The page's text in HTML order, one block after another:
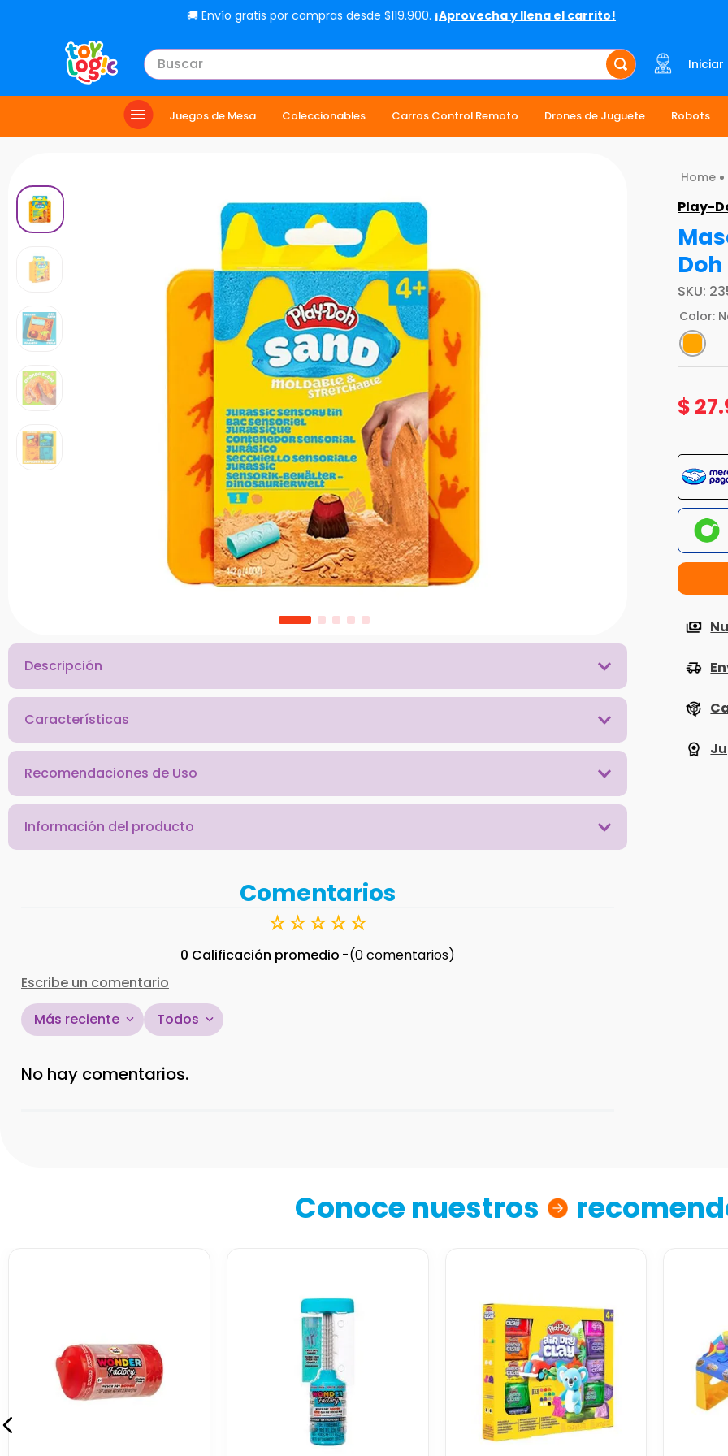
🚚 Envío gratis por compras desde $119.900. ¡Aprovecha y llena el carrito!
Buscar Iniciar
Juegos de Mesa Coleccionables Carros Control Remoto Drones de Juguete Robots
Descripción
Características
Recomendaciones de Uso
Información del producto
Comentarios
☆☆☆☆☆
0 Calificación promedio
(0 comentarios)
Escribe un comentario
Título
Más reciente Todos
No hay comentarios.
Play-
SKU:
Color:
$ 27.
Conoce nuestros
TÉRMINOS MÁS BUSCADOS
toy story
carro control remoto